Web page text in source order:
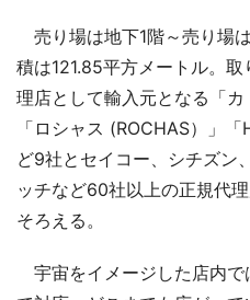
売り場は地下1階～売り場
積は121.85平方メートル。
理店として輸入元となる「カ
「ロシャス (ROCHAS）」
ど9社とセイコー、シチズン
ッチなど60社以上の正規代
そろえる。
宇宙をイメージした店内で